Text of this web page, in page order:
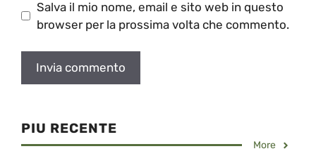
Salva il mio nome, email e sito web in questo
browser per la prossima volta che commento.
PIU RECENTE
More